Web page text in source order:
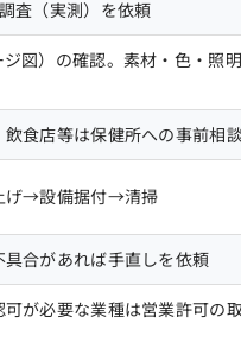
査（実測）を依頼
図）の確認。素材・色・照
食店等は保健所への事前相
→設備据付→清掃
合があれば手直しを依頼
が必要な業種は営業許可の